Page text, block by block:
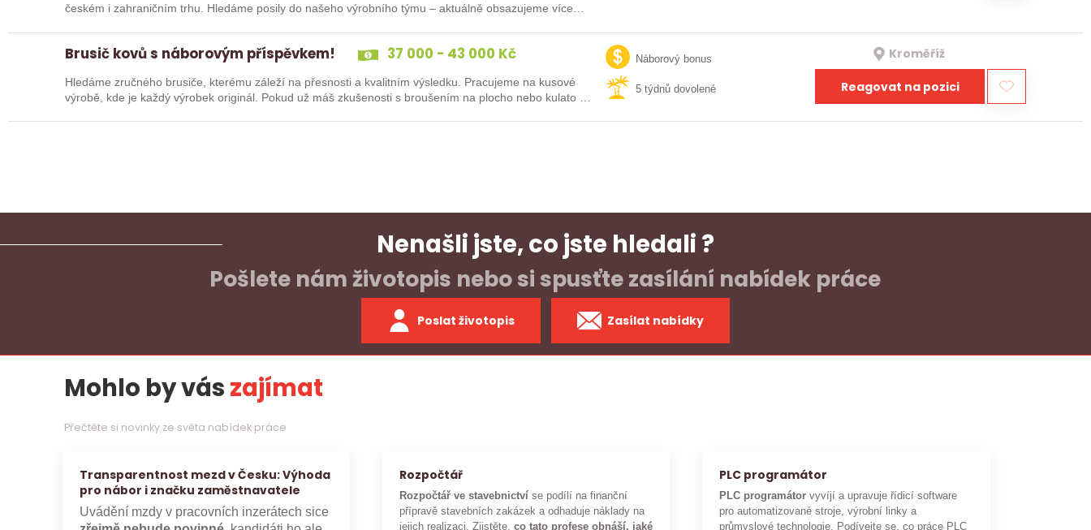
českém i zahraničním trhu. Hledáme posily do našeho výrobního týmu – aktuálně obsazujeme více
Brusič kovů s náborovým příspěvkem! 37 000 - 43 000 Kč
Hledáme zručného brusiče, kterému záleží na přesnosti a kvalitním výsledku. Pracujeme na kusové
výrobě, kde je každý výrobek originál. Pokud už máš zkušenosti s broušením na plocho nebo kulato –
Náborový bonus
5 týdnů dovolené
Kroměříž
Reagovat na pozici
Nenašli jste, co jste hledali ?
Pošlete nám životopis nebo si spusťte zasílání nabídek práce
Poslat životopis Zasílat nabídky
Mohlo by vászajímat
Přečtěte si novinky ze světa nabídek práce
Transparentnost mezd v Česku: Výhoda
pro nábor i značku zaměstnavatele
Uvádění mzdy v pracovních inzerátech sice
Rozpočtář
Rozpočtář ve stavebnictví se podílí na finanční
přípravě stavebních zakázek a odhaduje náklady na
jejich realizaci. Zjistěte,co tato profese obnáší, jaké
PLC programátor
PLC programátor vyvíjí a upravuje řídicí software
pro automatizované stroje, výrobní linky a
průmyslové technologie. Podívejte se, co práce PLC